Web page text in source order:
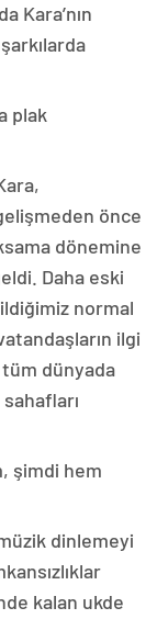
Kara’nın
plak
önce
dönemine
Daha eski
normal
ilgi
tüm dünyada
şimdi hem
dinlemeyi
kalan ukde